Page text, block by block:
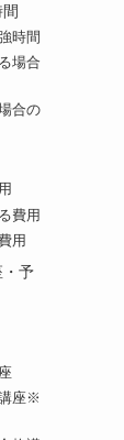
時間
場合
合の
費用
用
・予
座※